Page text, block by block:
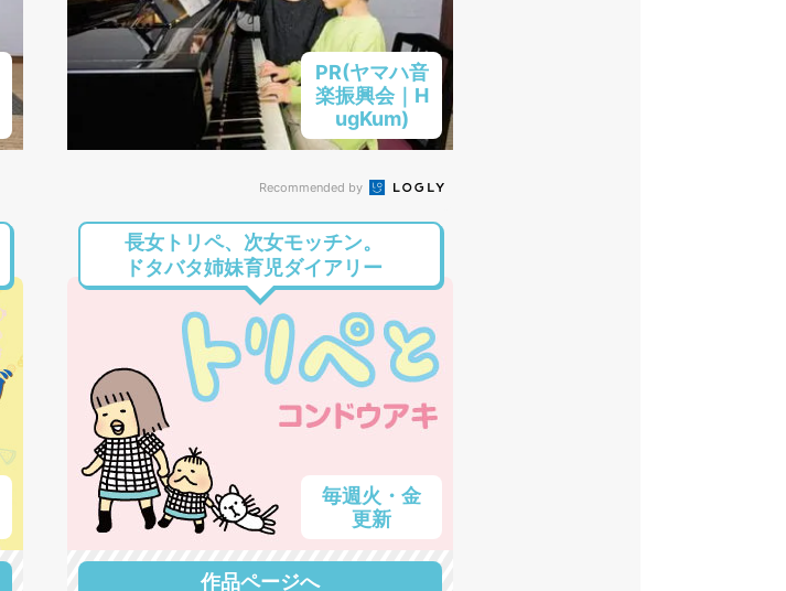
PR(ヤマハ音
楽振興会｜H
ugKum)
Recommended by
長女トリペ、次女モッチン。
ドタバタ姉妹育児ダイアリー
毎週火・金
更新
作品ページへ